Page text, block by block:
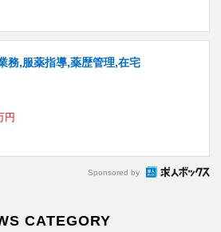
務,服薬指導,薬歴管理,在宅
円
Sponsored by
CATEGORY